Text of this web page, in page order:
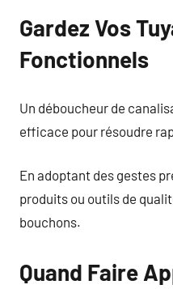
Gardez Vos
Fonctionnels
Un déboucheur de
efficace pour résoudre
En adoptant des gestes
produits ou outils de
bouchons.
Quand Faire